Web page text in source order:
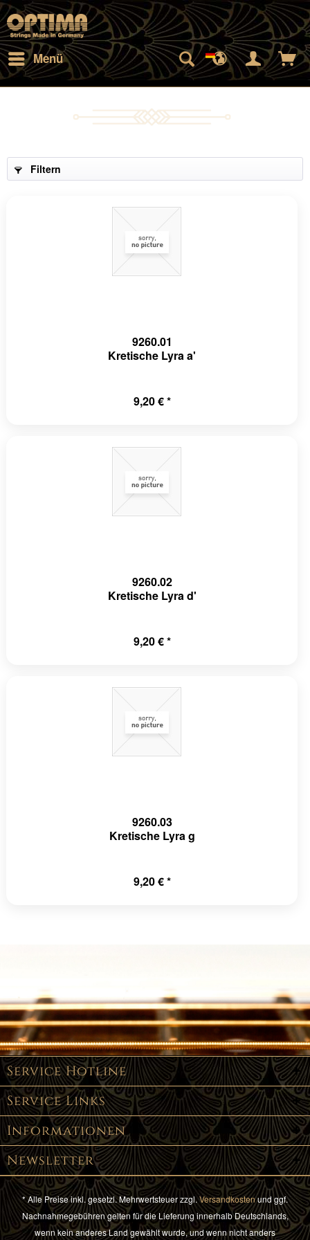
Menü
Filtern
9260.01
Kretische Lyra a'
9,20 € *
9260.02
Kretische Lyra d'
9,20 € *
9260.03
Kretische Lyra g
9,20 € *
Service Hotline
Service Links
Informationen
Newsletter
* Alle Preise inkl. gesetzl. Mehrwertsteuer zzgl.Versandkostenund ggf.
Nachnahmegebühren gelten für die Lieferung innerhalb Deutschlands,
wenn kein anderes Land gewählt wurde, und wenn nicht anders